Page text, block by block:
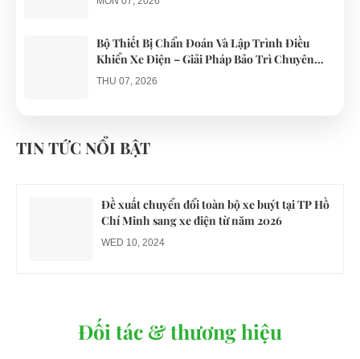
Bộ Thiết Bị Chẩn Đoán Và Lập Trình Điều
Khiển Xe Điện – Giải Pháp Bảo Trì Chuyên
Nghiệp
THU 07, 2026
gổ khi đón du khách ở Quy Nhơn
TIN TỨC NỔI BẬT
Đề xuất chuyển đổi toàn bộ xe buýt tại TP Hồ
Chí Minh sang xe điện từ năm 2026
WED 10, 2024
Đối tác & thương hiệu